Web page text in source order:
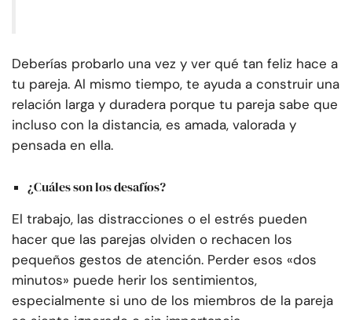
Deberías probarlo una vez y ver qué tan feliz hace a
tu pareja. Al mismo tiempo, te ayuda a construir una
relación larga y duradera porque tu pareja sabe que
incluso con la distancia, es amada, valorada y
pensada en ella.
¿Cuáles son los desafíos?
El trabajo, las distracciones o el estrés pueden
hacer que las parejas olviden o rechacen los
pequeños gestos de atención. Perder esos «dos
minutos» puede herir los sentimientos,
especialmente si uno de los miembros de la pareja